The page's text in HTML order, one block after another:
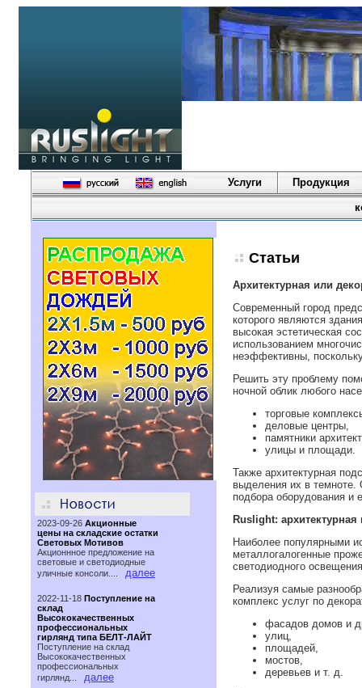
Услуги Продукция
2023-09-26 Акционные
цены на складские остатки
Световых Мотивов
Акционнное предложение на
световые и светодиодные
уличные консоли....
далее
2022-11-18 Поступление на
склад
Высококачественных
профессиональных
гирлянд типа БЕЛТ-ЛАЙТ
Поступление на склад
Высококачественных
профессиональных
гирлянд...
далее
Статьи
Архитектурная или
Современный город
которого являются
высокая эстетическая
использованием
неэффективны,
Решить эту проблему
ночной облик любого
торговые
деловые центры,
памятники
улицы и площади.
Также архитектурная
выделения их в темноте.
подбора оборудования и
Ruslight: архитектурная
Наиболее популярными
металлогалогенные
светодиодного
Реализуя самые
комплекс услуг по
фасадов домов и
улиц,
площадей,
мостов,
деревьев и т. д.